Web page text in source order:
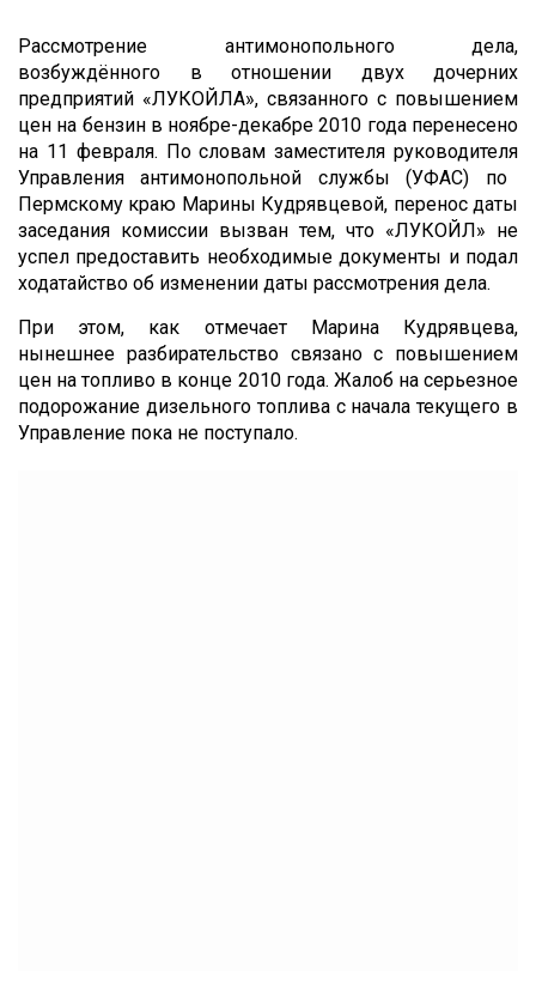
Рассмотрение антимонопольного дела,
возбуждённого в отношении двух дочерних
предприятий «ЛУКОЙЛА», связанного с повышением
цен на бензин в ноябре-декабре 2010 года перенесено
на 11 февраля. По словамзаместителя руководителя
Управления антимонопольной службы (УФАС) по
Пермскому краю Марины Кудрявцевой, перенос даты
заседания комиссии вызван тем, что «ЛУКОЙЛ» не
успел предоставить необходимые документы и подал
ходатайство об изменении даты рассмотрения дела.
При этом, как отмечает Марина Кудрявцева,
нынешнее разбирательство связано с повышением
цен на топливо в конце 2010 года. Жалоб на серьезное
подорожание дизельного топлива с начала текущего в
Управление пока не поступало.